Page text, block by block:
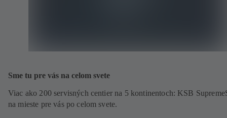
Sme tu pre vás na celom svete
Viac ako 200 servisných centier na 5 kontinentoch: KSB
na mieste pre vás po celom svete.